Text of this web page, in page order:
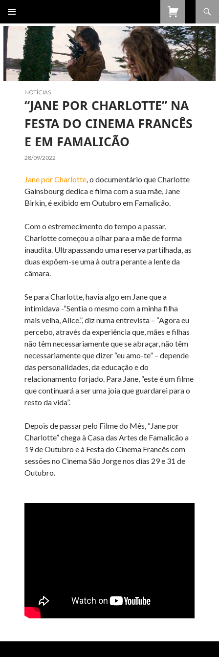
PARA
O
CONTEÚDO
NOTÍCIAS
“JANE POR CHARLOTTE” NA
FESTA DO CINEMA FRANCÊS
E EM FAMALICÃO
28/09/2022
Jane por Charlotte, o documentário que Charlotte
Gainsbourg dedica e filma com a sua mãe, Jane
Birkin, é exibido em Outubro em Famalicão.
Com o estremecimento do tempo a passar,
Charlotte começou a olhar para a mãe de forma
inaudita. Ultrapassando uma reserva partilhada, as
duas expõem-se uma à outra perante a lente da
câmara.
Se para Charlotte, havia algo em Jane que a
intimidava -“Sentia o mesmo com a minha filha
mais velha, Alice.”, diz numa entrevista – “Agora eu
percebo, através da experiência que, mães e filhas
não têm necessariamente que se abraçar, não têm
necessariamente que dizer “eu amo-te” – depende
das personalidades, da educação e do
relacionamento forjado. Para Jane, “este é um filme
que continuará a ser uma joia que guardarei para o
resto da vida”.
Depois de passar pelo Filme do Mês, “Jane por
Charlotte” chega à Casa das Artes de Famalicão a
19 de Outubro e à Festa do Cinema Francês com
sessões no Cinema São Jorge nos dias 29 e 31 de
Outubro.